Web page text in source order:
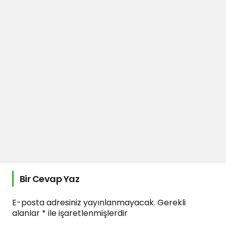
Bir Cevap Yaz
E-posta adresiniz yayınlanmayacak. Gerekli
alanlar * ile işaretlenmişlerdir